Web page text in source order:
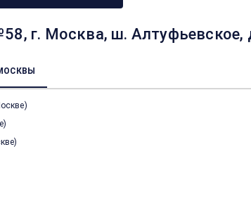
г. Москва, ш. Алтуфьевское,
)
)
)